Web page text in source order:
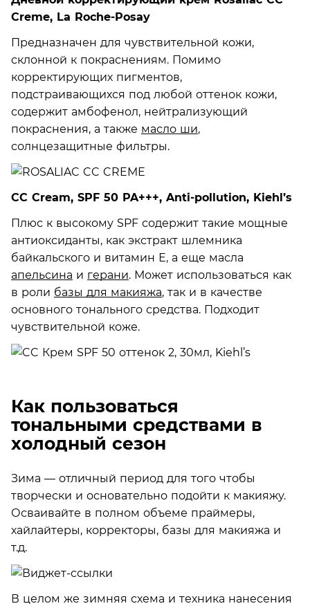
Creme, La Roche-Posay
Предназначен для чувствительной кожи,
склонной к покраснениям. Помимо
корректирующих пигментов,
подстраивающихся под любой оттенок кожи,
содержит амбофенол, нейтрализующий
покраснения, а также масло ши,
солнцезащитные фильтры.
CC Cream, SPF 50 PA+++, Anti-pollution, Kiehl’s
Плюс к высокому SPF содержит такие мощные
антиоксиданты, как экстракт шлемника
байкальского и витамин Е, а еще масла
апельсина и герани. Может использоваться как
в роли базы для макияжа, так и в качестве
основного тонального средства. Подходит
чувствительной коже.
Как пользоваться
тональными средствами в
холодный сезон
Зима — отличный период для того чтобы
творчески и основательно подойти к макияжу.
Осваивайте в полном объеме праймеры,
хайлайтеры, корректоры, базы для макияжа и
т.д.
В целом же зимняя схема и техника нанесения